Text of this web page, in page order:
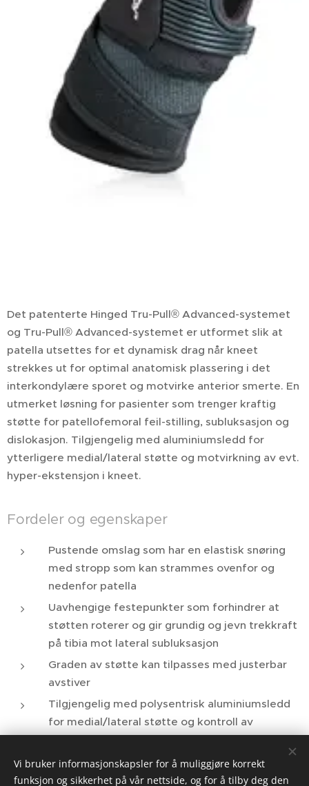
Det patenterte Hinged Tru-Pull® Advanced-systemet
og Tru-Pull® Advanced-systemet er utformet slik at
patella utsettes for et dynamisk drag når kneet
strekkes ut for optimal anatomisk plassering i det
interkondylære sporet og motvirke anterior smerte. En
utmerket løsning for pasienter som trenger kraftig
støtte for patellofemoral feil-stilling, subluksasjon og
dislokasjon. Tilgjengelig med aluminiumsledd for
ytterligere medial/lateral støtte og motvirkning av evt.
hyper-ekstensjon i kneet.
Fordeler og egenskaper
Pustende omslag som har en elastisk snøring
med stropp som kan strammes ovenfor og
nedenfor patella
Uavhengige festepunkter som forhindrer at
støtten roterer og gir grundig og jevn trekkraft
på tibia mot lateral subluksasjon
Graden av støtte kan tilpasses med justerbar
avstiver
Tilgjengelig med polysentrisk aluminiumsledd
for medial/lateral støtte og kontroll av
hyperekstensjon.
Vi bruker informasjonskapsler for å muliggjøre korrekt
funksjon og sikkerhet på vår nettside, og for å tilby deg den